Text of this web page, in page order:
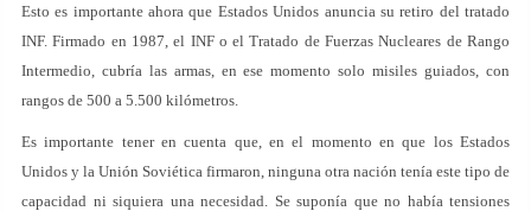
Esto es importante ahora que Estados Unidos anuncia su retiro del tratado
INF. Firmado en 1987, el INF o el Tratado de Fuerzas Nucleares de Rango
Intermedio, cubría las armas, en ese momento solo misiles guiados, con
rangos de 500 a 5.500 kilómetros.
Es importante tener en cuenta que, en el momento en que los Estados
Unidos y la Unión Soviética firmaron, ninguna otra nación tenía este tipo de
capacidad ni siquiera una necesidad. Se suponía que no había tensiones